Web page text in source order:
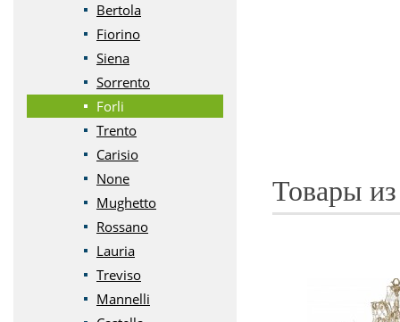
Bertola
Fiorino
Siena
Sorrento
Forli
Trento
Carisio
None
Mughetto
Rossano
Lauria
Treviso
Mannelli
Товары